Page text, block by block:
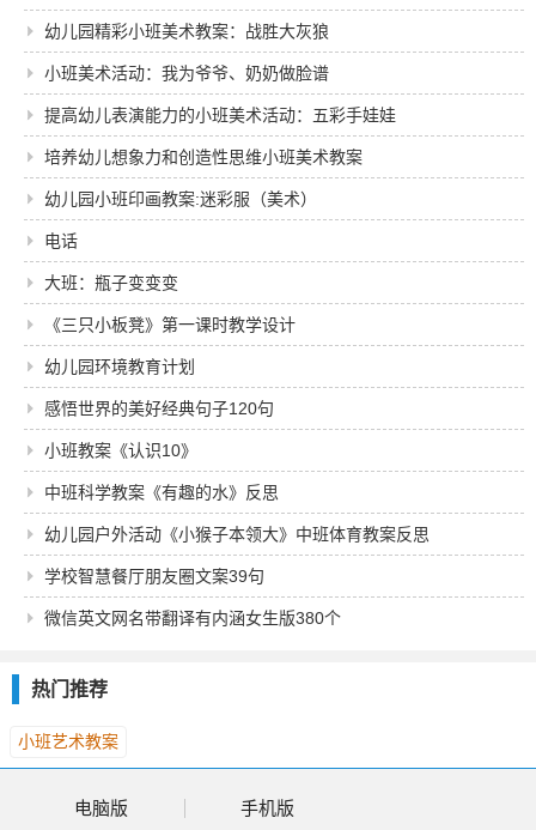
幼儿园精彩小班美术教案：战胜大灰狼
小班美术活动：我为爷爷、奶奶做脸谱
提高幼儿表演能力的小班美术活动：五彩手娃娃
培养幼儿想象力和创造性思维小班美术教案
幼儿园小班印画教案:迷彩服（美术）
电话
大班：瓶子变变变
《三只小板凳》第一课时教学设计
幼儿园环境教育计划
感悟世界的美好经典句子120句
小班教案《认识10》
中班科学教案《有趣的水》反思
幼儿园户外活动《小猴子本领大》中班体育教案反思
学校智慧餐厅朋友圈文案39句
微信英文网名带翻译有内涵女生版380个
热门推荐
小班艺术教案
电脑版 手机版